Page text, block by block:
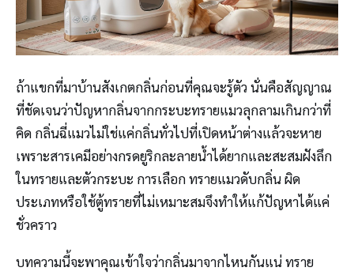
ถ้าแขกที่มาบ้านสังเกตกลิ่นก่อนที่คุณจะรู้ตัว นั่นคือสัญญาณ
ที่ชัดเจนว่าปัญหากลิ่นจากกระบะทรายแมวลุกลามเกินกว่าที่
คิด กลิ่นฉี่แมวไม่ใช่แค่กลิ่นทั่วไปที่เปิดหน้าต่างแล้วจะหาย
เพราะสารเคมีอย่างกรดยูริกละลายน้ำได้ยากและสะสมฝังลึก
ในทรายและตัวกระบะ การเลือก ทรายแมวดับกลิ่น ผิด
ประเภทหรือใช้ตู้ทรายที่ไม่เหมาะสมจึงทำให้แก้ปัญหาได้แค่
ชั่วคราว
บทความนี้จะพาคุณเข้าใจว่ากลิ่นมาจากไหนกันแน่ ทราย